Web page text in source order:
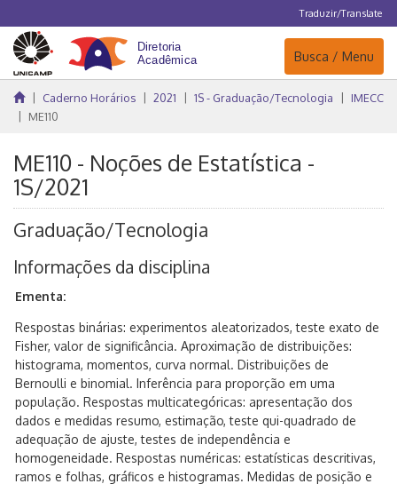
Traduzir/Translate
Navegação
Busca / Menu
Caderno Horários 2021 1S - Graduação/Tecnologia
IMECC
ME110
ME110 - Noções de Estatística -
1S/2021
Graduação/Tecnologia
Informações da disciplina
Ementa:
Respostas binárias: experimentos aleatorizados, teste exato de
Fisher, valor de significância. Aproximação de distribuições:
histograma, momentos, curva normal. Distribuições de
Bernoulli e binomial. Inferência para proporção em uma
população. Respostas multicategóricas: apresentação dos
dados e medidas resumo, estimação, teste qui-quadrado de
adequação de ajuste, testes de independência e
homogeneidade. Respostas numéricas: estatísticas descritivas,
ramos e folhas, gráficos e histogramas. Medidas de posição e